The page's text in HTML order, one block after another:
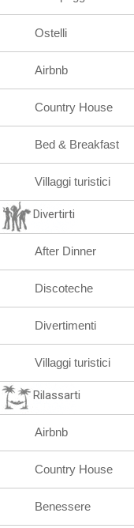
Ostelli
Airbnb
Country House
Bed & Breakfast
Villaggi turistici
Divertirti
After Dinner
Discoteche
Divertimenti
Villaggi turistici
Rilassarti
Airbnb
Country House
Benessere